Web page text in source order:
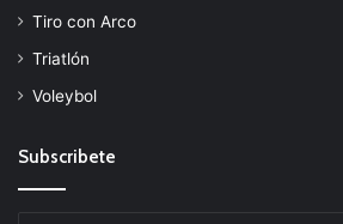
Tiro con Arco
Triatlón
Voleybol
Subscribete